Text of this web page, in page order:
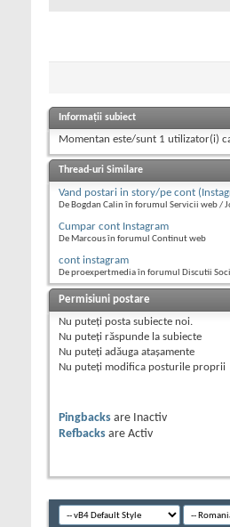
Informații subiect
Momentan este/sunt 1 utilizator(i)
Thread-uri Similare
Vand postari in story/pe cont
De Bogdan Calin în forumul Servicii web /
Cumpar cont Instagram
De Marcous în forumul Continut web
cont instagram
De proexpertmedia în forumul Discutii
Permisiuni postare
Nu puteţi posta subiecte noi.
Nu puteţi răspunde la subiecte
Nu puteţi adăuga ataşamente
Nu puteţi modifica posturile proprii
Pingbacks are
Inactiv
Refbacks are Activ